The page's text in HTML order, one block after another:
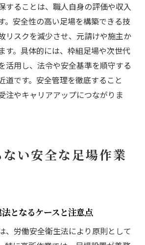
することは、職人自身の評価や収入
。安全性の高い足場を構築できる技
リスクを減少させ、元請けや施主か
す。具体的には、枠組足場や次世代
活用し、法令や安全基準を順守する
道です。安全管理を徹底すること
注やキャリアアップにつながりま
い安全な足場作業
となるケースと注意点
、労働安全衛生法により原則として